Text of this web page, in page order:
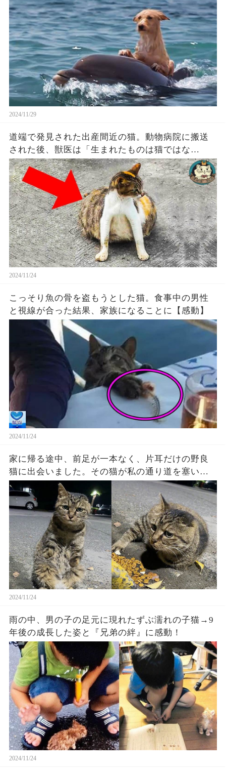
2024/11/29
道端で発見された出産間近の猫。動物病院に搬送
された後、獣医は「生まれたものは猫ではな
い！」と発見
2024/11/24
こっそり魚の骨を盗もうとした猫。食事中の男性
と視線が合った結果、家族になることに【感動】
2024/11/24
家に帰る途中、前足が一本なく、片耳だけの野良
猫に出会いました。その猫が私の通り道を塞い
で、食べ物をねだっていました...
2024/11/24
雨の中、男の子の足元に現れたずぶ濡れの子猫→9
年後の成長した姿と『兄弟の絆』に感動！
2024/11/24